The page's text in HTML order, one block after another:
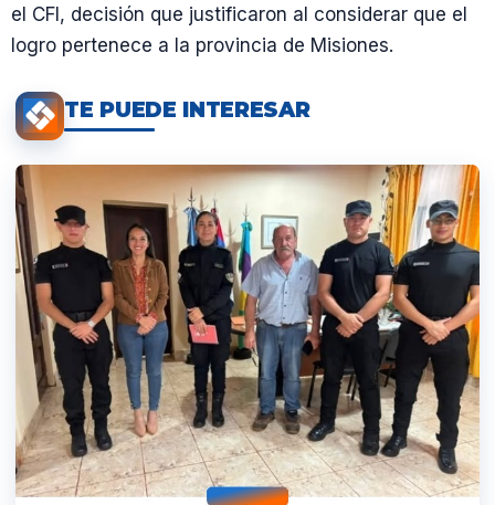
el CFI, decisión que justificaron al considerar que el
logro pertenece a la provincia de Misiones.
TE PUEDE INTERESAR